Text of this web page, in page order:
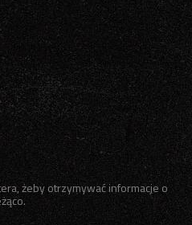
żeby otrzymywać informacje o